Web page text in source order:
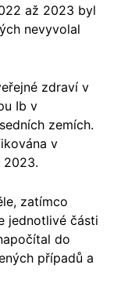
až 2023 byl
nevyvolal
zdraví v
Ib v
zemích.
v
2023.
zatímco
jednotlivé části
do
případů a